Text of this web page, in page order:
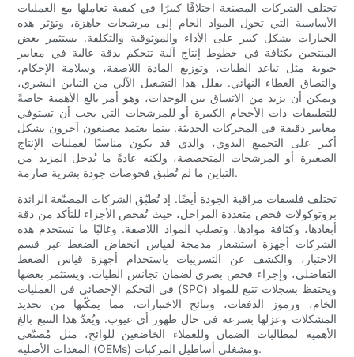
تختلف الشركات المصنعة اختلافًا كبيرًا في كيفية تعاملها مع العمليات
الأساسية التي تحول المواد الخام إلى مرشحات جاهزة، وتؤثر هذه
الخيارات بشكل كبير على الأداء والموثوقية والتكلفة. يستثمر بعض
المنتجين بكثافة في خطوط إنتاج آلية تتحكم بدقة عالية في معايير
حيوية مثل تباعد الطيات، وتوزيع المادة اللاصقة، وسلامة الإحكام،
والتصاق الغطاء النهائي. يقلل هذا التشغيل الآلي من التباين البشري،
ويمكن أن يزيد من الاتساق بين الوحدات، وهو أمر بالغ الأهمية خاصةً
للتطبيقات ذات الأحجام الكبيرة أو للمرشحات التي يجب أن تستوفي
معايير دقيقة في المحركات الحديثة. بينما يعتمد مصنعون آخرون بشكل
أكبر على التجميع اليدوي، والذي قد يكون مناسبًا لعمليات الإنتاج
الصغيرة أو المرشحات المتخصصة، ولكنه عادةً ما يُدخل المزيد من
التباين ما لم تُطبق فحوصات جودة بشرية صارمة.
تختلف فلسفات مراقبة الجودة أيضًا. إذ تُطبّق الشركات المصنّعة الرائدة
بروتوكولات فحص متعددة المراحل، حيث تُفحص الأجزاء للتأكد من دقة
أبعادها، وكثافة موادها، وتصلب المواد اللاصقة. وغالبًا ما تستخدم هذه
الشركات أجهزة استشعار مدمجة لقياس انخفاض الضغط عبر قسم
الاختبار، والكشف عن التسريبات باستخدام أجهزة قياس الضغط
التفاضلي، وإجراء فحص بصري لضمان تجانس الطيات. ويستثمر بعضها
في التحكم الإحصائي في العمليات (SPC) ويحتفظ بسجلات تتبع للمواد
الخام، ورموز الدفعات، ونتائج الاختبارات، مما يمكّنها من تحديد
المشكلات وعزلها بسرعة في حال ظهور أي عيوب. ويُعدّ هذا التتبع بالغ
الأهمية لمطالبات الضمان وللعملاء الخاضعين للوائح، مثل مُصنّعي
المعدات الأصلية (OEMs) ومشغلي أساطيل المركبات.